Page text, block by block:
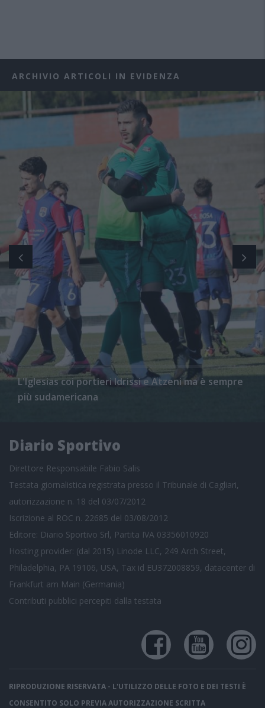
ARCHIVIO ARTICOLI IN EVIDENZA
L'Iglesias coi portieri Idrissi e Atzeni ma è sempre
più sudamericana
Diario Sportivo
Direttore Responsabile Fabio Salis
Testata giornalistica registrata presso il Tribunale di Cagliari,
autorizzazione n. 18 del 03/07/2012
Iscrizione al ROC n. 22685 del 03/08/2012
Editore: Diario Sportivo Srl, Partita IVA 03356010920
Hosting provider: (dal 2015) Linode LLC, 249 Arch Street,
Philadelphia, PA 19106, USA, Tax id EU372008859, datacenter di
Frankfurt am Main (Germania)
Contributi pubblici percepiti dalla testata
RIPRODUZIONE RISERVATA - L'UTILIZZO DELLE FOTO E DEI TESTI È
CONSENTITO SOLO PREVIA AUTORIZZAZIONE SCRITTA